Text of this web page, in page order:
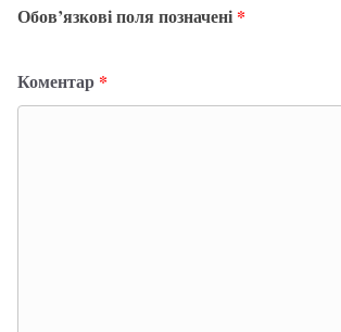
Обов’язкові поля позначені *
Коментар *